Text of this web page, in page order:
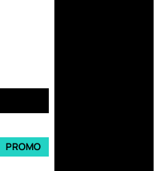
PROMO